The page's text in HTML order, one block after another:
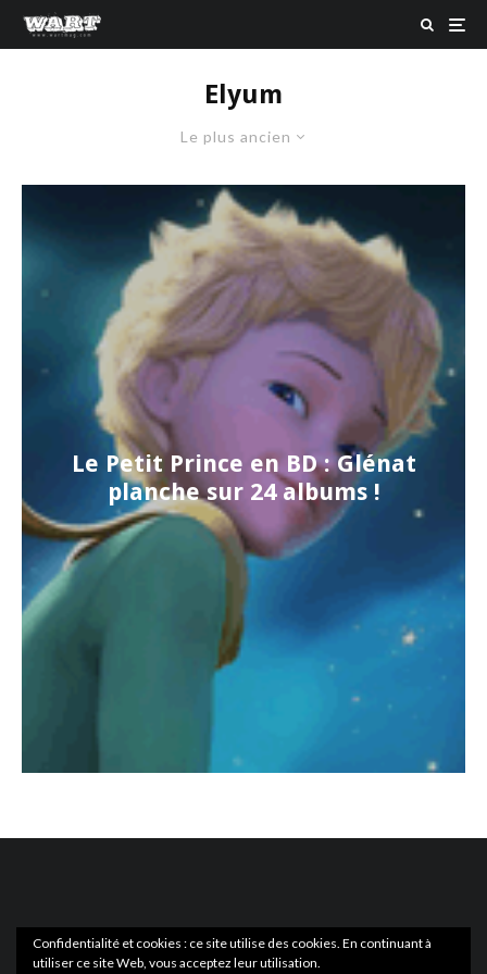
Elyum
Le plus ancien
Le Petit Prince en BD : Glénat
planche sur 24 albums !
Confidentialité et cookies : ce site utilise des cookies. En continuant à
utiliser ce site Web, vous acceptez leur utilisation.